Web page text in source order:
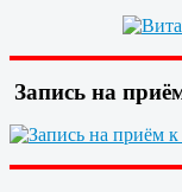
Запись на